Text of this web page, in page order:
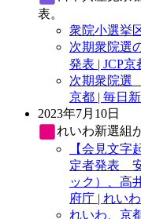
表。
衆院小選挙
次期衆院選
発表 | JCP
次期衆院
京都 | 毎日
2023年7月10日
れいわ新選組
【会見文
定者発表
ック）、高
府庁 | れい
れいわ、京